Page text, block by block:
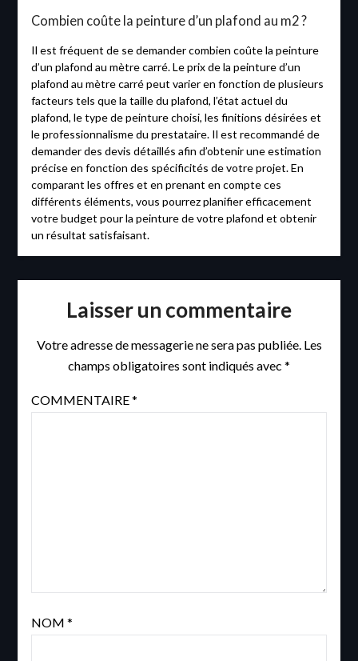
Combien coûte la peinture d’un plafond au m2 ?
Il est fréquent de se demander combien coûte la peinture
d’un plafond au mètre carré. Le prix de la peinture d’un
plafond au mètre carré peut varier en fonction de plusieurs
facteurs tels que la taille du plafond, l’état actuel du
plafond, le type de peinture choisi, les finitions désirées et
le professionnalisme du prestataire. Il est recommandé de
demander des devis détaillés afin d’obtenir une estimation
précise en fonction des spécificités de votre projet. En
comparant les offres et en prenant en compte ces
différents éléments, vous pourrez planifier efficacement
votre budget pour la peinture de votre plafond et obtenir
un résultat satisfaisant.
Laisser un commentaire
Votre adresse de messagerie ne sera pas publiée. Les
champs obligatoires sont indiqués avec *
COMMENTAIRE*
NOM *